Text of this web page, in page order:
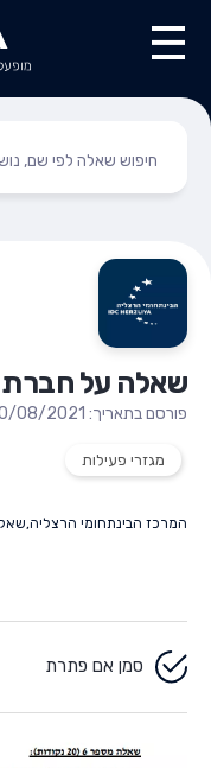
שאלה על חברת
פורסם בתאריך: 30/08/2021
מגזרי פעילות
המרכז הבינתחומי הרצליה,
סמן אם פתרת